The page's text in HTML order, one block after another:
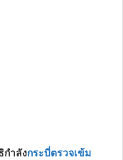
กำลังกระบี่ตรวจเข้ม